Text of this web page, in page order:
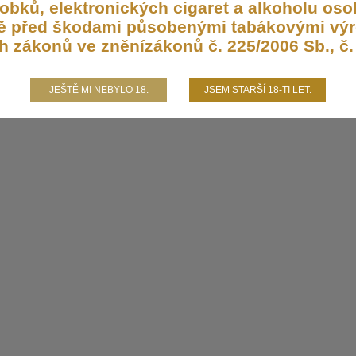
elektronických cigaret a alkoholu
před škodami působenými tabákovými
ve zněnízákonů č. 225/2006 Sb., č.
JEŠTĚ MI NEBYLO 18. JSEM STARŠÍ 18-TI LET.